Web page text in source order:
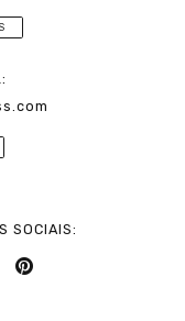
SOCIAIS: